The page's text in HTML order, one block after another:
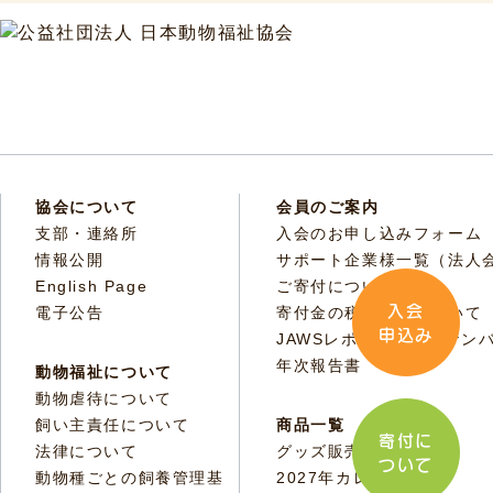
入会
申込み
寄付に
ついて
協会について
支部・連絡所
情報公開
English Page
電子公告
動物福祉について
動物虐待について
飼い主責任について
法律について
動物種ごとの飼養管理基
会員のご案内
入会のお申し込みフォーム
サポート企業様一覧（法人
ご寄付について
寄付金の税額控除について
JAWSレポートバックナン
年次報告書
商品一覧
グッズ販売
2027年カレンダー